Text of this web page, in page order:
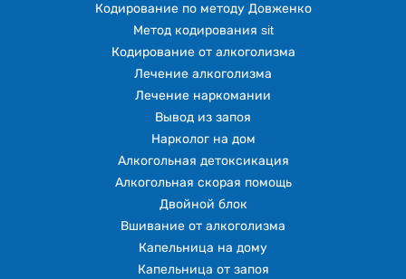
Кодирование по методу Довженко
Метод кодирования sit
Кодирование от алкоголизма
Лечение алкоголизма
Лечение наркомании
Вывод из запоя
Нарколог на дом
Алкогольная детоксикация
Алкогольная скорая помощь
Двойной блок
Вшивание от алкоголизма
Капельница на дому
Капельница от запоя